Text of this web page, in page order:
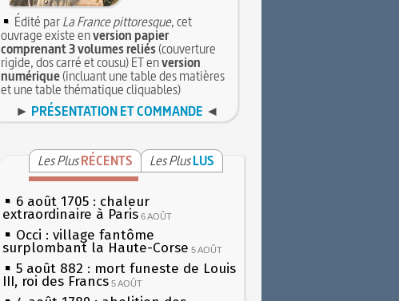
Édité parLa France pittoresque, cet
ouvrage existe enversion papier
comprenant 3 volumes reliés(couverture
rigide, dos carré et cousu) ET enversion
numérique(incluant une table des matières
et une table thématique cliquables)
► PRÉSENTATION ET COMMANDE ◄
Les Plus RÉCENTS Les Plus LUS
6 août 1705 : chaleur
extraordinaire à Paris 6 AOÛT
Occi : village fantôme
surplombant la Haute-Corse 5 AOÛT
5 août 882 : mort funeste de Louis
III, roi des Francs 5 AOÛT